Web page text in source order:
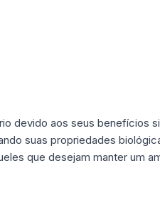
devido aos seus benefícios
suas propriedades
que desejam manter um